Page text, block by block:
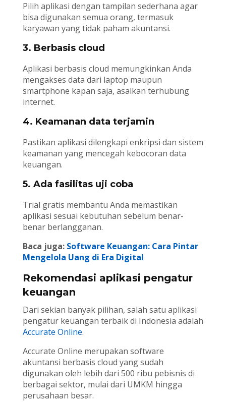
Pilih aplikasi dengan tampilan sederhana agar
bisa digunakan semua orang, termasuk
karyawan yang tidak paham akuntansi.
3. Berbasis cloud
Aplikasi berbasis cloud memungkinkan Anda
mengakses data dari laptop maupun
smartphone kapan saja, asalkan terhubung
internet.
4. Keamanan data terjamin
Pastikan aplikasi dilengkapi enkripsi dan sistem
keamanan yang mencegah kebocoran data
keuangan.
5. Ada fasilitas uji coba
Trial gratis membantu Anda memastikan
aplikasi sesuai kebutuhan sebelum benar-
benar berlangganan.
Baca juga: Software Keuangan: Cara Pintar
Mengelola Uang di Era Digital
Rekomendasi aplikasi pengatur
keuangan
Dari sekian banyak pilihan, salah satu aplikasi
pengatur keuangan terbaik di Indonesia adalah
Accurate Online.
Accurate Online merupakan software
akuntansi berbasis cloud yang sudah
digunakan oleh lebih dari 500 ribu pebisnis di
berbagai sektor, mulai dari UMKM hingga
perusahaan besar.